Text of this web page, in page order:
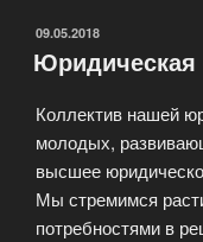
ОПУБЛИКОВАНО
09.05.2018
Коллектив нашей
молодых,
высшее
Мы стремимся
потребностями в